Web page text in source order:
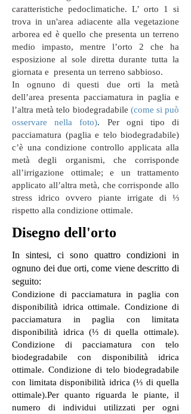
caratteristiche pedoclimatiche. L’ orto 1 si
trova in un'area adiacente alla vegetazione
arborea ed è quello che presenta un terreno
medio impasto, mentre l’orto 2 che ha
esposizione al sole diretta durante tutta la
giornata e presenta un terreno sabbioso.
In ognuno di questi due orti la metà
dell’area presenta pacciamatura in paglia e
l’altra metà telo biodegradabile (come si può
osservare nella foto). Per ogni tipo di
pacciamatura (paglia e telo biodegradabile)
c’è una condizione controllo applicata alla
metà degli organismi, che corrisponde
all’irrigazione ottimale; e un trattamento
applicato all’altra metà, che corrisponde allo
stress idrico ovvero piante irrigate di ⅓
rispetto alla condizione ottimale.
Disegno dell'orto
In sintesi, ci sono quattro condizioni in
ognuno dei due orti, come viene descritto di
seguito:
Condizione di pacciamatura in paglia con
disponibilità idrica ottimale. Condizione di
pacciamatura in paglia con limitata
disponibilità idrica (⅓ di quella ottimale).
Condizione di pacciamatura con telo
biodegradabile con disponibilità idrica
ottimale. Condizione di telo biodegradabile
con limitata disponibilità idrica (⅓ di quella
ottimale).Per quanto riguarda le piante, il
numero di individui utilizzati per ogni